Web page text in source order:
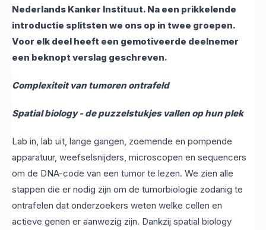
Nederlands Kanker Instituut. Na een prikkelende
introductie splitsten we ons op in twee groepen.
Voor elk deel heeft een gemotiveerde deelnemer
een beknopt verslag geschreven.
Complexiteit van tumoren ontrafeld
Spatial biology - de puzzelstukjes vallen op hun plek
Lab in, lab uit, lange gangen, zoemende en pompende
apparatuur, weefselsnijders, microscopen en sequencers
om de DNA-code van een tumor te lezen. We zien alle
stappen die er nodig zijn om de tumorbiologie zodanig te
ontrafelen dat onderzoekers weten welke cellen en
actieve genen er aanwezig zijn. Dankzij spatial biology